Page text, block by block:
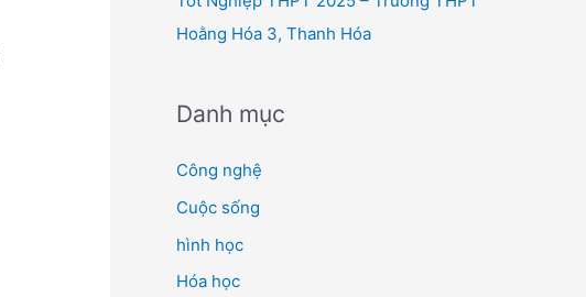
Hoằng Hóa 3, Thanh Hóa
Danh mục
Công nghệ
Cuộc sống
hình học
Hóa học